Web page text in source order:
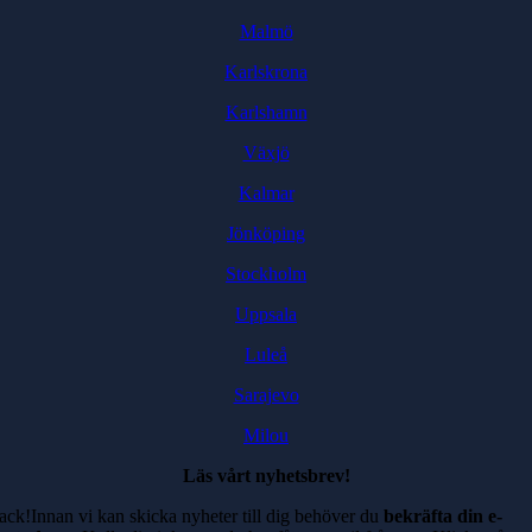
Malmö
Karlskrona
Karlshamn
Växjö
Kalmar
Jönköping
Stockholm
Uppsala
Luleå
Sarajevo
Milou
Läs vårt nyhetsbrev!
vi kan skicka nyheter till dig behöver dubekräfta din e-